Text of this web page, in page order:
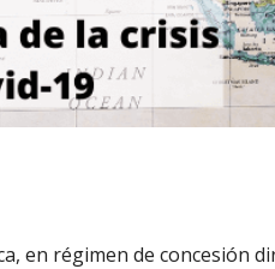
en régimen de concesión